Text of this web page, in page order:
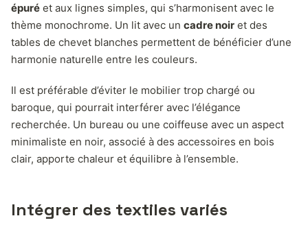
épuré et aux lignes simples, qui s’harmonisent avec le
thème monochrome. Un lit avec un cadre noir et des
tables de chevet blanches permettent de bénéficier d’une
harmonie naturelle entre les couleurs.
Il est préférable d’éviter le mobilier trop chargé ou
baroque, qui pourrait interférer avec l’élégance
recherchée. Un bureau ou une coiffeuse avec un aspect
minimaliste en noir, associé à des accessoires en bois
clair, apporte chaleur et équilibre à l’ensemble.
Intégrer des textiles variés